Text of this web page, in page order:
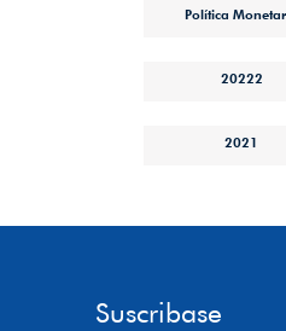
Política
20222
2021
Suscribase